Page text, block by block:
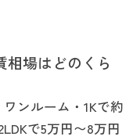
相場はどのくら
ンルーム・1Kで約
で5万円〜8万円